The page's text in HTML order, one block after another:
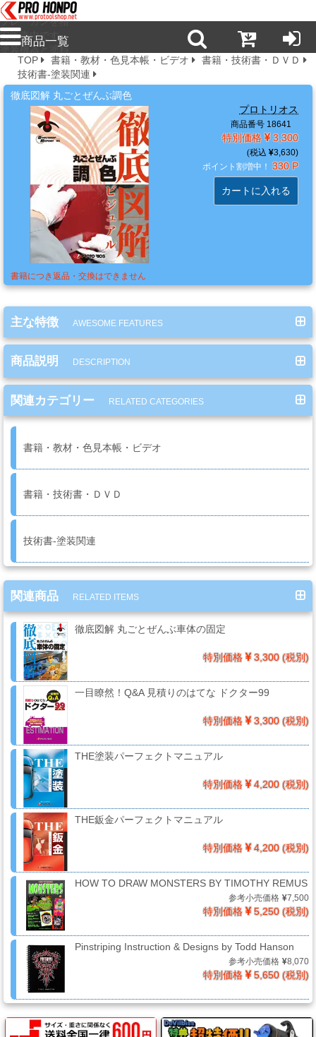
新
商
品・
料・
溶
剤・
ケ
ミ
カ
ル
用
品
ゴ
ー
リ
ー
カ
ス
タ
ム
系
材
料
マ
ッ
ク
ブ
ラ
シ
Mack
Brush
レ
プロ本舗ではス
プレーガンを格
安販売中です。
塗装機器と塗料
の販売は京都の
プロホンポで！
商品一覧
TOP 書籍・教材・色見本帳・ビデオ
書籍・技術書・ＤＶＤ
技術書-塗装関連
徹底図解 丸ごとぜんぶ調色
プロトリオス
商品番号 18641
特別価格 3,300
3,630
ポイント割増中！330 P
カートに入れる
書籍につき返品・交換はできません
主な特徴 AWESOME FEATURES
商品説明 DESCRIPTION
関連カテゴリー RELATED CATEGORIES
書籍・教材・色見本帳・ビデオ
書籍・技術書・ＤＶＤ
技術書-塗装関連
関連商品 RELATED ITEMS
徹底図解 丸ごとぜんぶ車体の固定
特別価格 3,300 (税別)
一目瞭然！Q&A 見積りのはてな ドクター99
特別価格 3,300 (税別)
THE塗装パーフェクトマニュアル
特別価格 4,200 (税別)
THE鈑金パーフェクトマニュアル
特別価格 4,200 (税別)
HOW TO DRAW MONSTERS BY TIMOTHY REMUS
参考小売価格 7,500
特別価格 5,250 (税別)
Pinstriping Instruction & Designs by Todd Hanson
参考小売価格 8,070
特別価格 5,650 (税別)